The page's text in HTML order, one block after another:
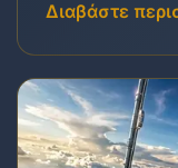
Διαβάστε